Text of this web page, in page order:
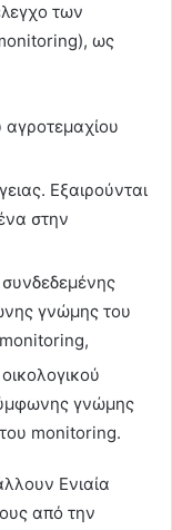
των
ως
αγροτεμαχίου
Εξαιρούνται
στην
γνώμης του
γνώμης
monitoring.
Ενιαία
από την